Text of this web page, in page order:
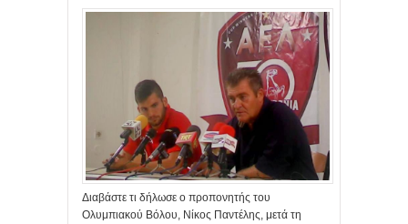
Διαβάστε τι δήλωσε ο προπονητής του
Ολυμπιακού Βόλου, Νίκος Παντέλης, μετά τη